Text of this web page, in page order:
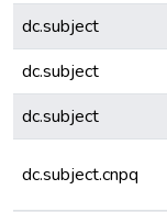
dc.subject
dc.subject
dc.subject
dc.subject.cnpq